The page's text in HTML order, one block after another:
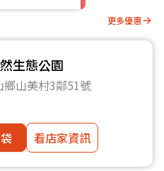
更多優惠
生態公園
鄉山美村3鄰51號
看店家資訊